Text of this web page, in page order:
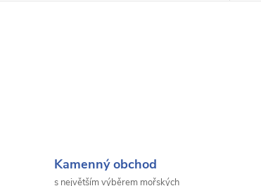
Kamenný obchod
s největším výběrem mořských